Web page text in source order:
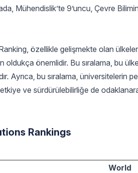
Mühendislik’te 9’uncu, Çevre
özellikle gelişmekte olan
oldukça önemlidir. Bu sıralama, bu
Ayrıca, bu sıralama,
ve sürdürülebilirliğe de
Rankings
World